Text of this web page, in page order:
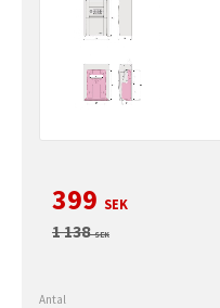
Nedsatt pris:
399 SEK
Ordinarie pris:
1 138SEK
Antal